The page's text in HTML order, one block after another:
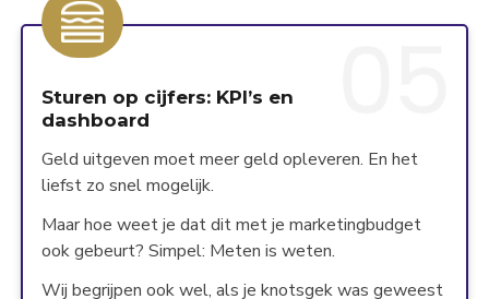
Sturen op cijfers: KPI’s en
dashboard
Geld uitgeven moet meer geld opleveren. En het
liefst zo snel mogelijk.
Maar hoe weet je dat dit met je marketingbudget
ook gebeurt? Simpel: Meten is weten.
Wij begrijpen ook wel, als je knotsgek was geweest